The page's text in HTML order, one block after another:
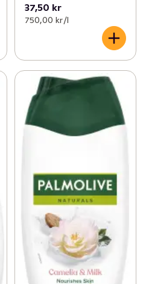
37,50 kr
750,00 kr /l